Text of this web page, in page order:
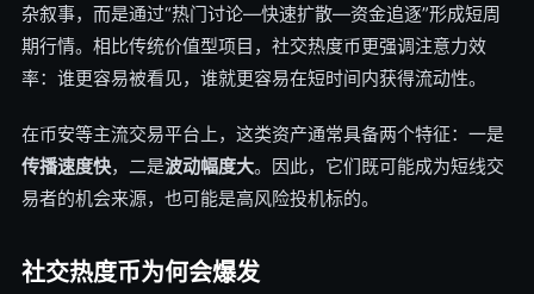
杂叙事，而是通过“热门讨论—快速扩散—资金追逐”形成短周
期行情。相比传统价值型项目，社交热度币更强调注意力效
率：谁更容易被看见，谁就更容易在短时间内获得流动性。
在币安等主流交易平台上，这类资产通常具备两个特征：一是
传播速度快，二是波动幅度大。因此，它们既可能成为短线交
易者的机会来源，也可能是高风险投机标的。
社交热度币为何会爆发